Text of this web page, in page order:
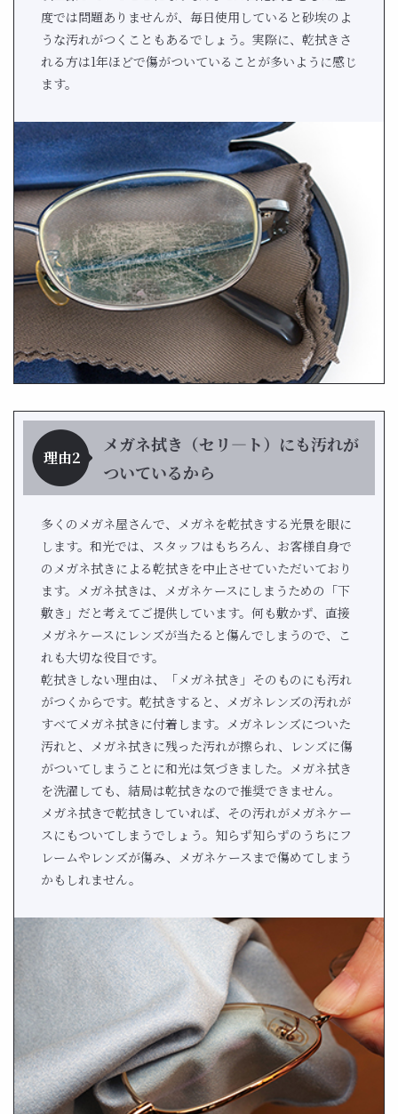
度では問題ありませんが、毎日使用していると砂埃のよ
うな汚れがつくこともあるでしょう。実際に、乾拭きさ
れる方は1年ほどで傷がついていることが多いように感じ
ます。
理由2
メガネ拭き（セリ―ト）にも汚れが
ついているから
多くのメガネ屋さんで、メガネを乾拭きする光景を眼に
します。和光では、スタッフはもちろん、お客様自身で
のメガネ拭きによる乾拭きを中止させていただいており
ます。メガネ拭きは、メガネケースにしまうための「下
敷き」だと考えてご提供しています。何も敷かず、直接
メガネケースにレンズが当たると傷んでしまうので、こ
れも大切な役目です。
乾拭きしない理由は、「メガネ拭き」そのものにも汚れ
がつくからです。乾拭きすると、メガネレンズの汚れが
すべてメガネ拭きに付着します。メガネレンズについた
汚れと、メガネ拭きに残った汚れが擦られ、レンズに傷
がついてしまうことに和光は気づきました。メガネ拭き
を洗濯しても、結局は乾拭きなので推奨できません。
メガネ拭きで乾拭きしていれば、その汚れがメガネケー
スにもついてしまうでしょう。知らず知らずのうちにフ
レームやレンズが傷み、メガネケースまで傷めてしまう
かもしれません。